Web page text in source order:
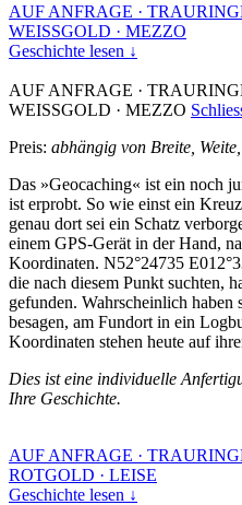
AUF ANFRAGE ·
WEISSGOLD · MEZZO
Geschichte lesen ↓
AUF ANFRAGE ·
WEISSGOLD · MEZZO
Preis: abhängig von Breite,
Das »Geocaching« ist ein noch
ist erprobt. So wie einst ein
genau dort sei ein Schatz
einem GPS-Gerät in der Hand,
Koordinaten. N52°24735
die nach diesem Punkt suchten,
gefunden. Wahrscheinlich haben
besagen, am Fundort in ein
Koordinaten stehen heute auf
Dies ist eine individuelle
Ihre Geschichte.
AUF ANFRAGE ·
ROTGOLD · LEISE
Geschichte lesen ↓